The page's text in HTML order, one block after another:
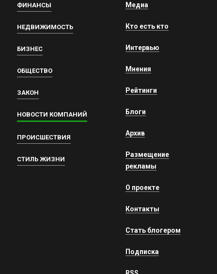
ФИНАНСЫ
НЕДВИЖИМОСТЬ
БИЗНЕС
ОБЩЕСТВО
ЗАКОН
НОВОСТИ КОМПАНИЙ
ПРОИСШЕСТВИЯ
СТИЛЬ ЖИЗНИ
Медиа
Кто есть кто
Интервью
Мнения
Рейтинги
Блоги
Архив
Размещение
рекламы
О проекте
Контакты
Стать блогером
Подписка